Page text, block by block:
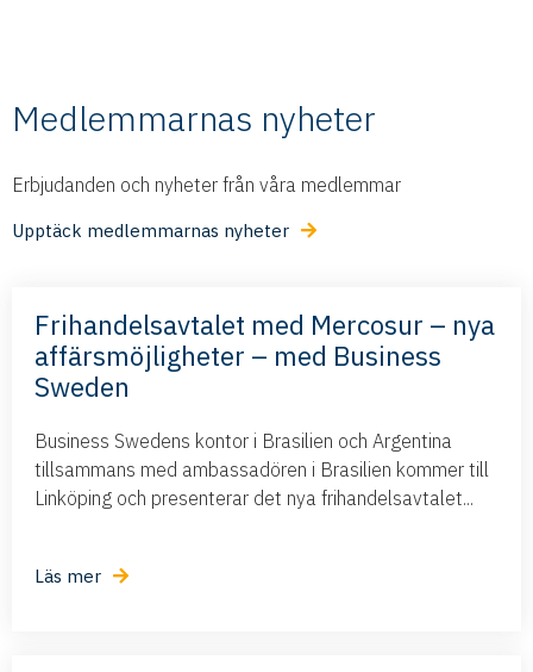
Medlemmarnas nyheter
Erbjudanden och nyheter från våra medlemmar
Upptäck medlemmarnas nyheter
Frihandelsavtalet med Mercosur – nya
affärsmöjligheter – med Business
Sweden
Business Swedens kontor i Brasilien och Argentina
tillsammans med ambassadören i Brasilien kommer till
Linköping och presenterar det nya frihandelsavtalet...
Läs mer